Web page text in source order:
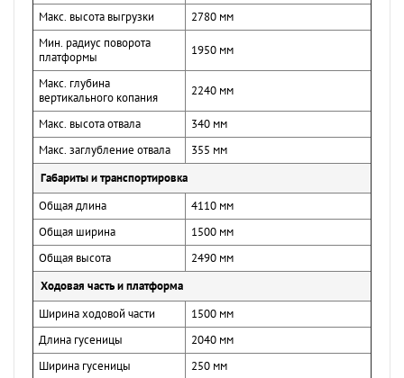
Макс. высота выгрузки
2780 мм
Мин. радиус поворота
платформы
1950 мм
Макс. глубина
вертикального копания
2240 мм
Макс. высота отвала
340 мм
Макс. заглубление отвала
355 мм
Габариты и транспортировка
Общая длина
4110 мм
Общая ширина
1500 мм
Общая высота
2490 мм
Ходовая часть и платформа
Ширина ходовой части
1500 мм
Длина гусеницы
2040 мм
Ширина гусеницы
250 мм